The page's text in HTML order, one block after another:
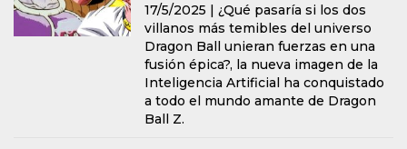
17/5/2025 |¿Qué pasaría si los dos
villanos más temibles del universo
Dragon Ball unieran fuerzas en una
fusión épica?, la nueva imagen de la
Inteligencia Artificial ha conquistado
a todo el mundo amante de Dragon
Ball Z.